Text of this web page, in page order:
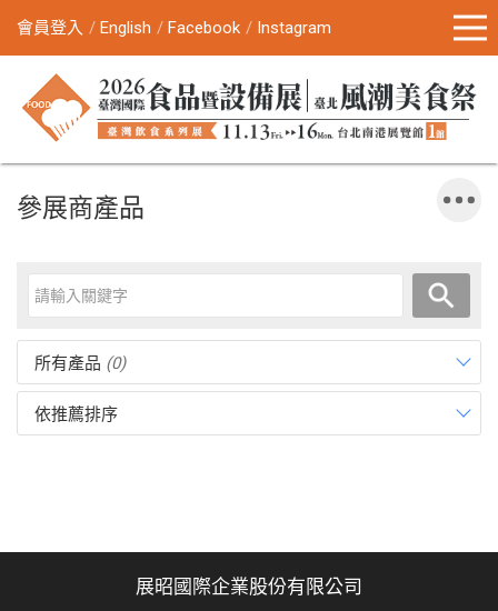
會員登入 English Facebook Instagram
參展商產品
所有產品 (0)
依推薦排序
展昭國際企業股份有限公司